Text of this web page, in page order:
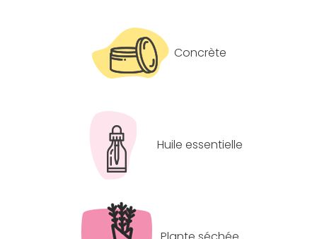
Concrète
Huile essentielle